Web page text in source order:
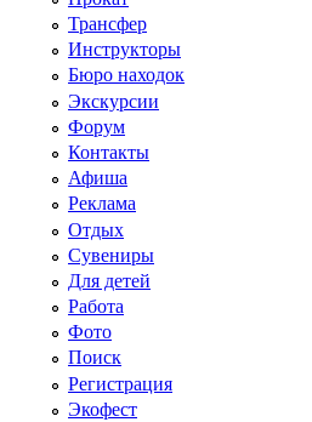
Трансфер
Инструкторы
Бюро находок
Экскурсии
Форум
Контакты
Афиша
Реклама
Отдых
Сувениры
Для детей
Работа
Фото
Поиск
Регистрация
Экофест